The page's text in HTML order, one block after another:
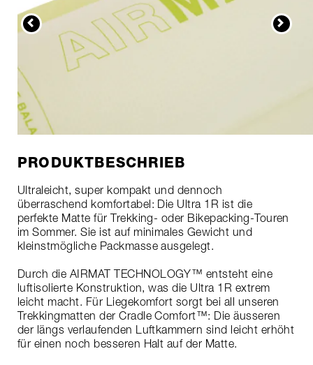
PRODUKTBESCHRIEB
Ultraleicht, super kompakt und dennoch
überraschend komfortabel: Die Ultra 1R ist die
perfekte Matte für Trekking- oder Bikepacking-Touren
im Sommer. Sie ist auf minimales Gewicht und
kleinstmögliche Packmasse ausgelegt.
Durch die AIRMAT TECHNOLOGY™ entsteht eine
luftisolierte Konstruktion, was die Ultra 1R extrem
leicht macht. Für Liegekomfort sorgt bei all unseren
Trekkingmatten der Cradle Comfort™: Die äusseren
der längs verlaufenden Luftkammern sind leicht erhöht
für einen noch besseren Halt auf der Matte.